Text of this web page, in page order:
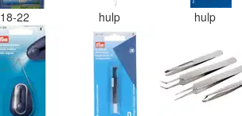
18-22 hulp hulp